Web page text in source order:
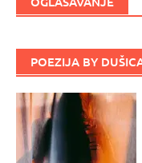
POEZIJA BY